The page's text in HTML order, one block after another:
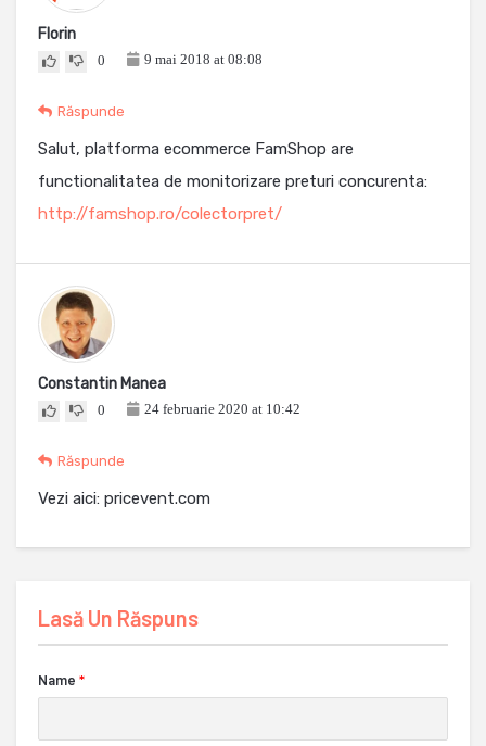
Florin
0 9 mai 2018 at 08:08
Răspunde
Salut, platforma ecommerce FamShop are
functionalitatea de monitorizare preturi concurenta:
http://famshop.ro/colectorpret/
Constantin Manea
0 24 februarie 2020 at 10:42
Răspunde
Vezi aici: pricevent.com
Lasă Un Răspuns
Name *